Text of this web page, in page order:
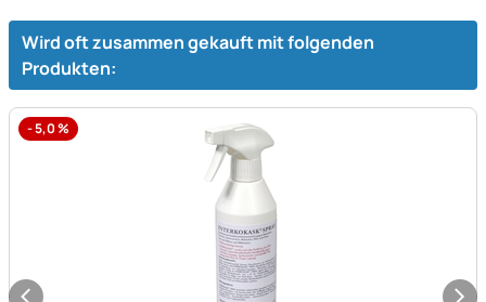
Wird oft zusammen gekauft mit folgenden
Produkten:
-5,0%